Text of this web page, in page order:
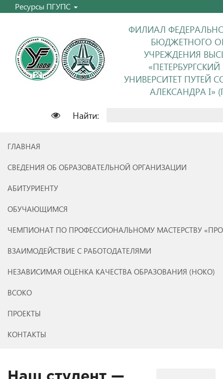
Ресурсы ПГУПС
ФИЛИАЛ
БЮДЖЕТНОГО
УЧРЕЖДЕНИЯ
УНИВЕРСИТЕТ ПУТЕЙ
АЛЕКСАНДРА I»
Найти:
ГЛАВНАЯ
СВЕДЕНИЯ ОБ ОБРАЗОВАТЕЛЬНОЙ ОРГАНИЗАЦИИ
АБИТУРИЕНТУ
ОБУЧАЮЩИМСЯ
ЧЕМПИОНАТ ПО ПРОФЕССИОНАЛЬНОМУ МАСТЕРСТВУ
ВЗАИМОДЕЙСТВИЕ С РАБОТОДАТЕЛЯМИ
НЕЗАВИСИМАЯ ОЦЕНКА КАЧЕСТВА ОБРАЗОВАНИЯ (НОКО)
ВСОКО
ПРОЕКТЫ
КОНТАКТЫ